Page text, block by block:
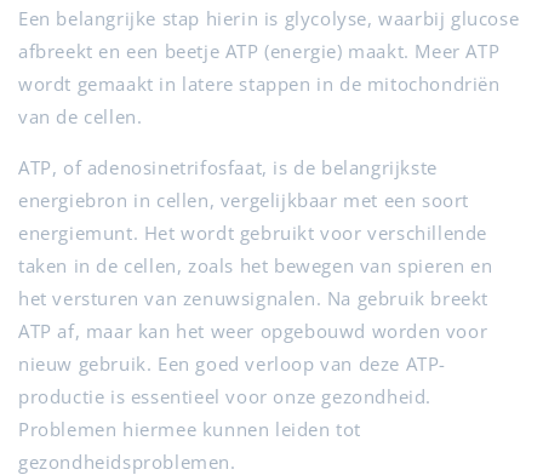
Een belangrijke stap hierin is glycolyse, waarbij glucose
afbreekt en een beetje ATP (energie) maakt. Meer ATP
wordt gemaakt in latere stappen in de mitochondriën
van de cellen.
ATP, of adenosinetrifosfaat, is de belangrijkste
energiebron in cellen, vergelijkbaar met een soort
energiemunt. Het wordt gebruikt voor verschillende
taken in de cellen, zoals het bewegen van spieren en
het versturen van zenuwsignalen. Na gebruik breekt
ATP af, maar kan het weer opgebouwd worden voor
nieuw gebruik. Een goed verloop van deze ATP-
productie is essentieel voor onze gezondheid.
Problemen hiermee kunnen leiden tot
gezondheidsproblemen.